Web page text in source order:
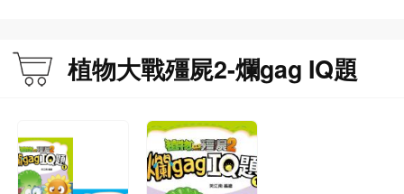
植物大戰殭屍2-爛gag IQ題